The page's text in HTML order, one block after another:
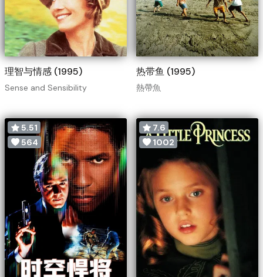
理智与情感 (1995)
Sense and Sensibility
热带鱼 (1995)
熱帶魚
5.51
564
7.6
1002